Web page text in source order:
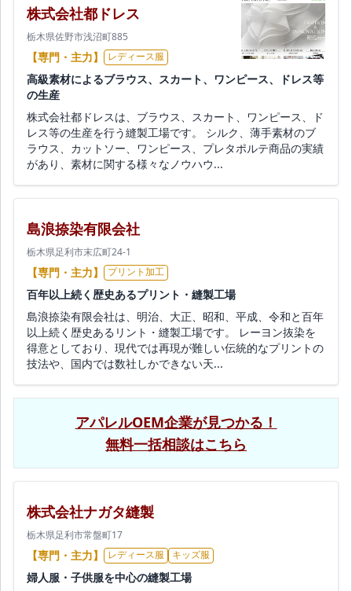
株式会社都ドレス
栃木県佐野市浅沼町885
【専門・主力】 レディース服
高級素材によるブラウス、スカート、ワンピース、ドレス等
の生産
株式会社都ドレスは、ブラウス、スカート、ワンピース、ド
レス等の生産を行う縫製工場です。 シルク、薄手素材のブ
ラウス、カットソー、ワンピース、プレタポルテ商品の実績
があり、素材に関する様々なノウハウ...
島浪捺染有限会社
栃木県足利市末広町24-1
【専門・主力】 プリント加工
百年以上続く歴史あるプリント・縫製工場
島浪捺染有限会社は、明治、大正、昭和、平成、令和と百年
以上続く歴史あるリント・縫製工場です。 レーヨン抜染を
得意としており、現代では再現が難しい伝統的なプリントの
技法や、国内では数社しかできない天...
アパレルOEM企業が見つかる！
無料一括相談はこちら
株式会社ナガタ縫製
栃木県足利市常盤町17
【専門・主力】 レディース服 キッズ服
婦人服・子供服を中心の縫製工場